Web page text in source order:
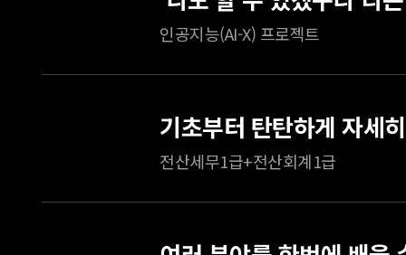
인공지능(AI-X) 프로젝트
전산세무1급+전산회계1급